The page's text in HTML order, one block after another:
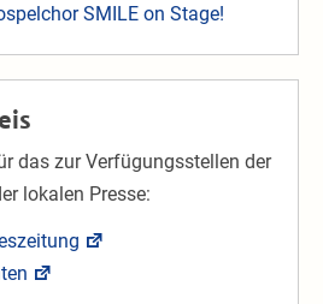
SMILE on Stage!
das zur Verfügungsstellen der
lokalen Presse: